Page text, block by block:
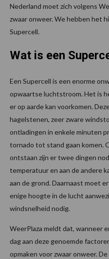
Nederland moet zich volgens
zwaar onweer. We hebben het
Supercell.
Wat is een
Een Supercell is een enorme
opwaartse luchtstroom. Het is
er op aarde kan voorkomen.
hagelstenen, zeer zware
ontladingen in enkele minuten
tornado tot stand gaan komen.
ontstaan zijn er twee dingen
temperatuur en aan de andere
aan de grond. Daarnaast moet
enige hoogte in de lucht
windsnelheid nodig.
WeerPlaza meldt dat, wanneer
dag aan deze genoemde
opmaken voor zwaar onweer.